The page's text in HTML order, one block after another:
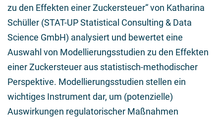
zu den Effekten einer Zuckersteuer“ von Katharina
Schüller (STAT-UP Statistical Consulting & Data
Science GmbH) analysiert und bewertet eine
Auswahl von Modellierungsstudien zu den Effekten
einer Zuckersteuer aus statistisch-methodischer
Perspektive. Modellierungsstudien stellen ein
wichtiges Instrument dar, um (potenzielle)
Auswirkungen regulatorischer Maßnahmen